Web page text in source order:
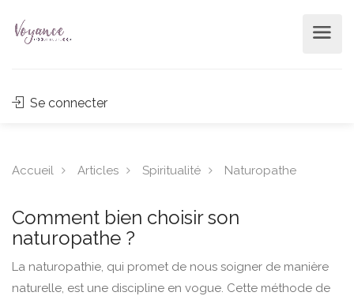
Se connecter
Accueil Articles Spiritualité Naturopathe
Comment bien choisir son
naturopathe ?
La naturopathie, qui promet de nous soigner de manière
naturelle, est une discipline en vogue. Cette méthode de